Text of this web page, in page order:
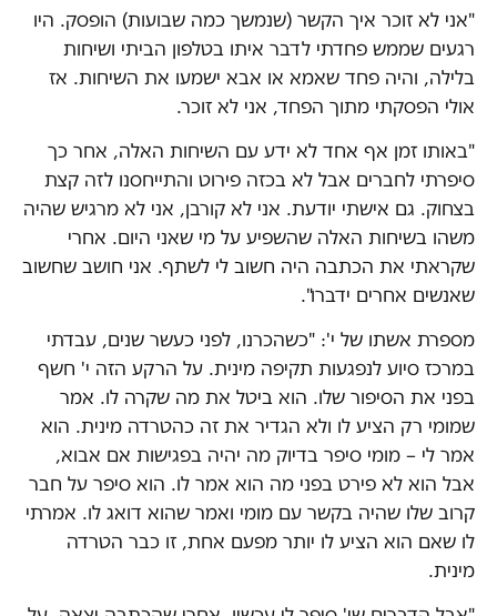
"אני לא זוכר איך הקשר (שנמשך כמה שבועות) הופסק. היו
רגעים שממש פחדתי לדבר איתו בטלפון הביתי ושיחות
בלילה, והיה פחד שאמא או אבא ישמעו את השיחות. אז
אולי הפסקתי מתוך הפחד, אני לא זוכר.
"באותו זמן אף אחד לא ידע עם השיחות האלה, אחר כך
סיפרתי לחברים אבל לא בכזה פירוט והתייחסנו לזה קצת
בצחוק. גם אישתי יודעת. אני לא קורבן, אני לא מרגיש שהיה
משהו בשיחות האלה שהשפיע על מי שאני היום. אחרי
שקראתי את הכתבה היה חשוב לי לשתף. אני חושב שחשוב
שאנשים אחרים ידברו".
מספרת אשתו של י': "כשהכרנו, לפני כעשר שנים, עבדתי
במרכז סיוע לנפגעות תקיפה מינית. על הרקע הזה י' חשף
בפני את הסיפור שלו. הוא ביטל את מה שקרה לו. אמר
שמומי רק הציע לו ולא הגדיר את זה כהטרדה מינית. הוא
אמר לי – מומי סיפר בדיוק מה יהיה בפגישות אם אבוא,
אבל הוא לא פירט בפני מה הוא אמר לו. הוא סיפר על חבר
קרוב שלו שהיה בקשר עם מומי ואמר שהוא דואג לו. אמרתי
לו שאם הוא הציע לו יותר מפעם אחת, זו כבר הטרדה
מינית.